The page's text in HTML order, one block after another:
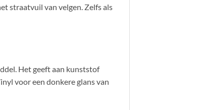
straatvuil van velgen. Zelfs als
Het geeft aan kunststof
voor een donkere glans van